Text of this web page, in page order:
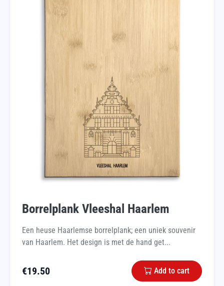
Borrelplank Vleeshal Haarlem
Een heuse Haarlemse borrelplank; een uniek souvenir
van Haarlem. Het design is met de hand get...
€19.50 Add to cart